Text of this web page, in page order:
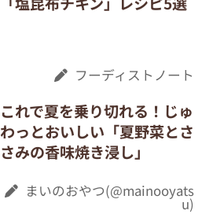
フーディストノート
これで夏を乗り切れる！じゅ
わっとおいしい「夏野菜とさ
さみの香味焼き浸し」
まいのおやつ(@mainooyats
u)